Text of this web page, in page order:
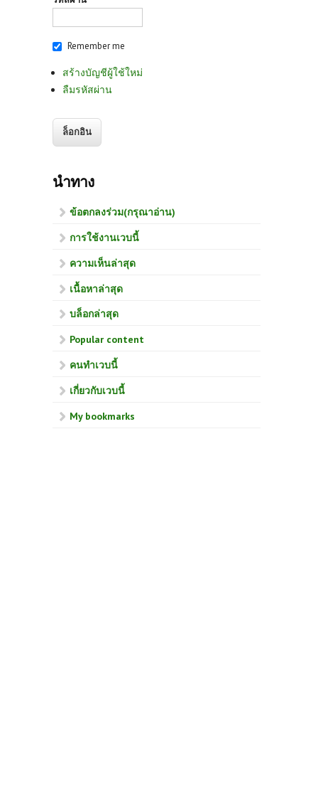
Remember me
สร้างบัญชีผู้ใช้ใหม่
ลืมรหัสผ่าน
นำทาง
ข้อตกลงร่วม(กรุณาอ่าน)
การใช้งานเวบนี้
ความเห็นล่าสุด
เนื้อหาล่าสุด
บล็อกล่าสุด
Popular content
คนทำเวบนี้
เกี่ยวกับเวบนี้
My bookmarks